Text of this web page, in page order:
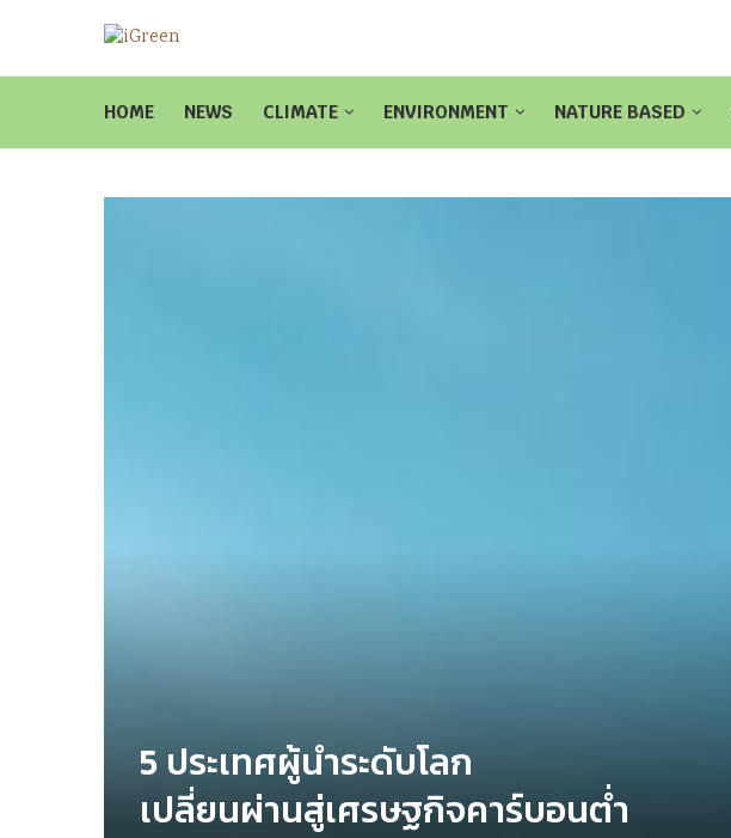
HOME NEWS CLIMATE ENVIRONMENT NATURE BASED
5 ประเทศผู้นำระดับโลก
เปลี่ยนผ่านสู่เศรษฐกิจคาร์บอนต่ำ